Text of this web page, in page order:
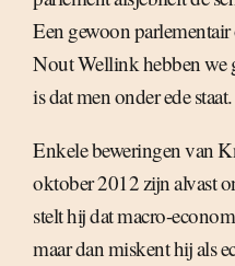
Een gewoon
Nout Wellink hebben we
is dat men onder ede staat.
Enkele beweringen van
oktober 2012 zijn alvast
stelt hij dat macro-
maar dan miskent hij als